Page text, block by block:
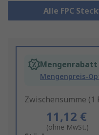
Alle FPC
Mengenpreis-
Zwischensumme (1
11,12 €
(ohne MwSt.)